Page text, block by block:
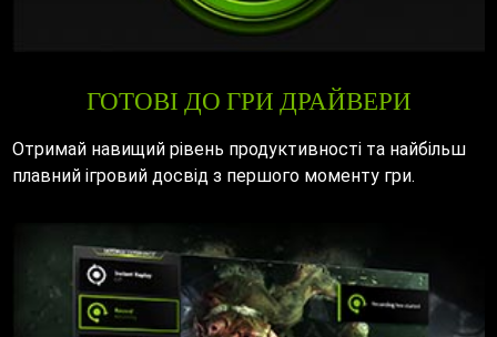
ГОТОВІ ДО ГРИ ДРАЙВЕРИ
Отримай навищий рівень продуктивності та найбільш
плавний ігровий досвід з першого моменту гри.